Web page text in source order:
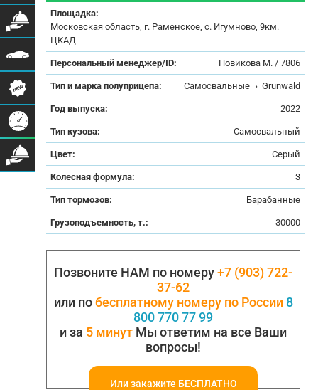
Площадка:
Московская область, г. Раменское, с. Игумново, 9км.
ЦКАД
Персональный менеджер/ID: Новикова М. / 7806
Тип и марка полуприцепа: Самосвальные › Grunwald
Год выпуска: 2022
Тип кузова: Самосвальный
Цвет: Серый
Колесная формула: 3
Тип тормозов: Барабанные
Грузоподъемность, т.: 30000
Позвоните НАМ по номеру+7 (903) 722-
37-62
или побесплатному номеру по России 8
800 770 77 99
и за 5 минут Мы ответим на все Ваши
вопросы!
Или закажите БЕСПЛАТНО